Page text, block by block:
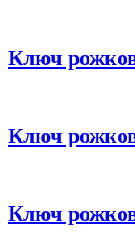
Ключ
Ключ
Ключ